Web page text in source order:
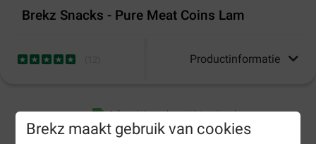
Brekz maakt gebruik van cookies
Brekz Snacks - Pure Meat Coins Lam
Productinformatie
1-3 werkdagen levertijd, tenzij anders aangegeven